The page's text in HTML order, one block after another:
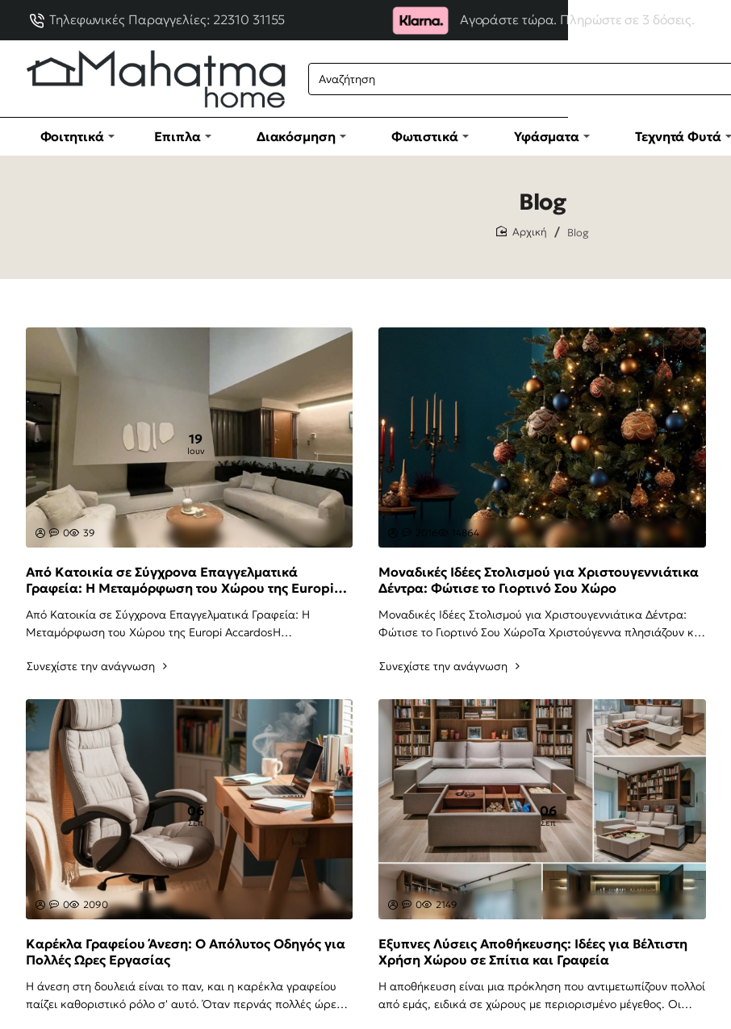
Τηλεφωνικές Παραγγελίες: 22310 31155 Αγοράστε τώρα. Πληρώστε σε 3 δόσεις.
Φοιτητικά Έπιπλα Διακόσμηση Φωτιστικά Υφάσματα Τεχνητά Φυτά
Blog
Blog
19
Ιουν
0 39
Από Κατοικία σε Σύγχρονα Επαγγελματικά
Γραφεία: Η Μεταμόρφωση του Χώρου της Europi
Από Κατοικία σε Σύγχρονα Επαγγελματικά Γραφεία: Η
Μεταμόρφωση του Χώρου της Europi AccardosΗ
..
Συνεχίστε την ανάγνωση
06
Νοε
2016 14864
Μοναδικές Ιδέες Στολισμού για Χριστουγεννιάτικα
Δέντρα: Φώτισε το Γιορτινό Σου Χώρο
Μοναδικές Ιδέες Στολισμού για Χριστουγεννιάτικα Δέντρα:
Φώτισε το Γιορτινό Σου ΧώροΤα Χριστούγεννα πλησιάζουν και
Συνεχίστε την ανάγνωση
06
Σεπ
0 2090
Καρέκλα Γραφείου Άνεση: Ο Απόλυτος Οδηγός για
Πολλές Ωρες Εργασίας
Η άνεση στη δουλειά είναι το παν, και η καρέκλα γραφείου
παίζει καθοριστικό ρόλο σ' αυτό. Όταν περνάς πολλές ώρες
06
Σεπ
0 2149
Έξυπνες Λύσεις Αποθήκευσης: Ιδέες για Βέλτιστη
Χρήση Χώρου σε Σπίτια και Γραφεία
Η αποθήκευση είναι μια πρόκληση που αντιμετωπίζουν πολλοί
από εμάς, ειδικά σε χώρους με περιορισμένο μέγεθος. Οι